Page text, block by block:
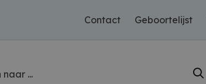
Contact Geboortelijst